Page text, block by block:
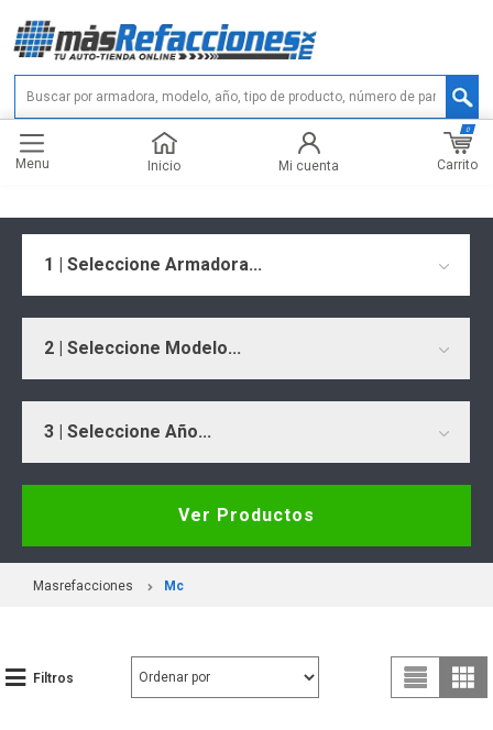
Menu Inicio Mi cuenta Carrito
0
1 | Seleccione Armadora...
2 | Seleccione Modelo...
3 | Seleccione Año...
Ver Productos
Masrefacciones Mc
Filtros